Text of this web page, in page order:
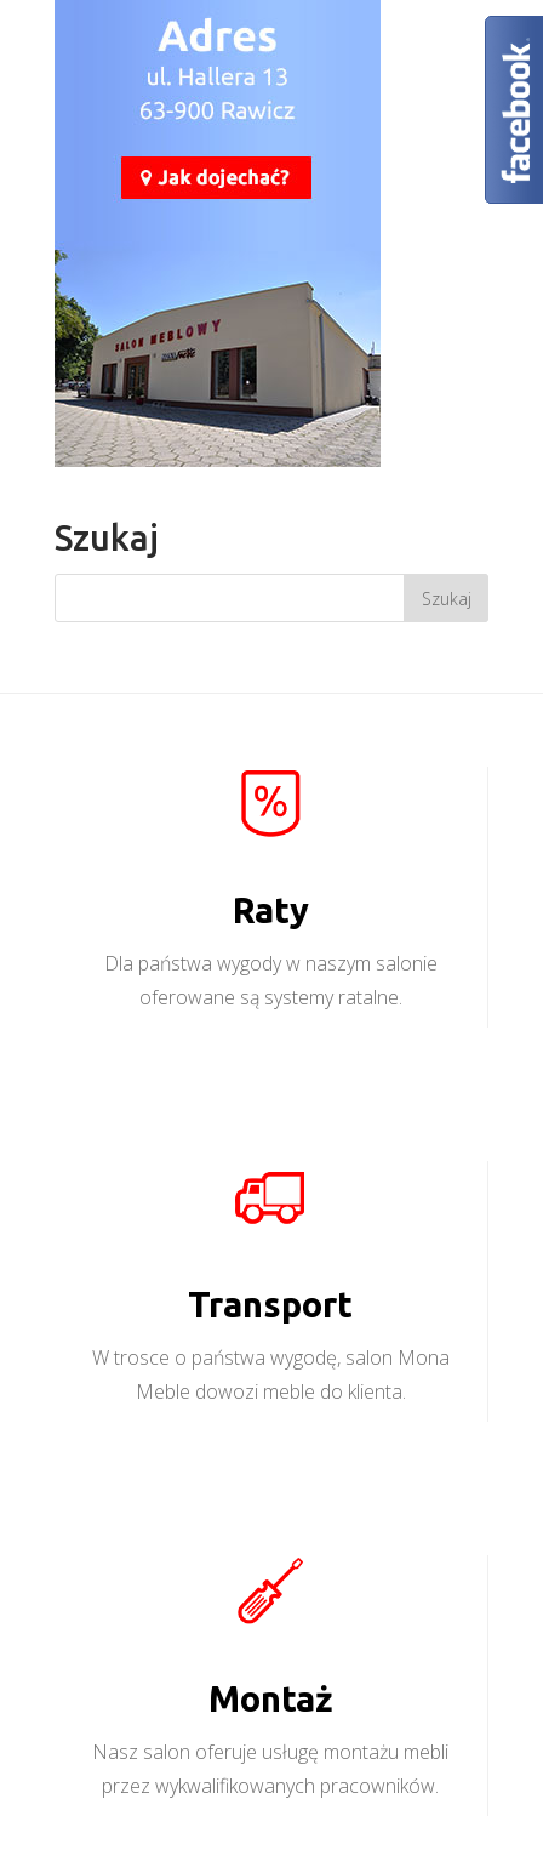
Szukaj
Raty
Dla państwa wygody w naszym salonie
oferowane są systemy ratalne.
Transport
W trosce o państwa wygodę, salon Mona
Meble dowozi meble do klienta.
Montaż
Nasz salon oferuje usługę montażu mebli
przez wykwalifikowanych pracowników.